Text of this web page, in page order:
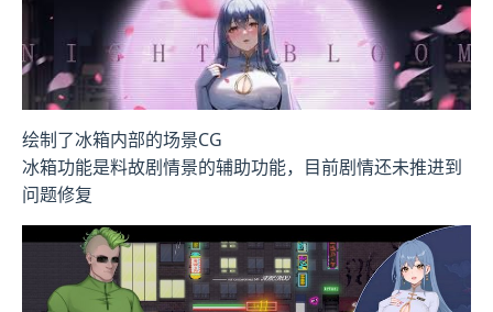
绘制了冰箱内部的场景CG
冰箱功能是料故剧情景的辅助功能，目前剧情还未推进到
问题修复